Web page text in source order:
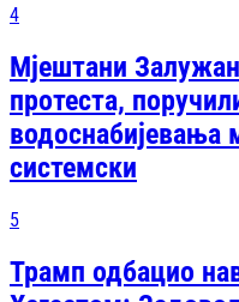
4
Мјештани
протеста,
водоснабијевања
системски
5
Трамп одбацио